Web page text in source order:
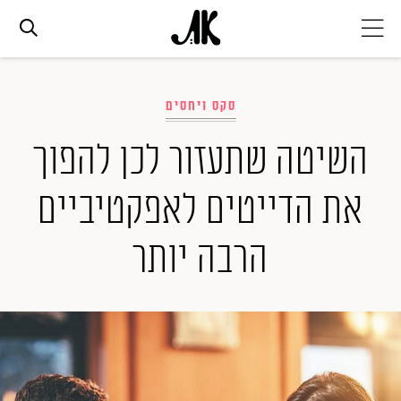
אופנה
ביוטי
סלבס
ערוצים נוספים
סקס ויחסים
השיטה שתעזור לכן להפוך
את הדייטים לאפקטיביים
הרבה יותר